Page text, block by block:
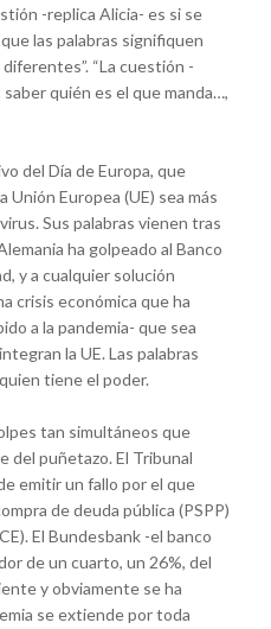
-replica Alicia- es si se
las palabras signifiquen
“La cuestión -
quién es el que manda…,
del Día de Europa, que
Unión Europea (UE) sea más
Sus palabras vienen tras
ha golpeado al Banco
y a cualquier solución
crisis económica que ha
a la pandemia- que sea
la UE. Las palabras
tiene el poder.
tan simultáneos que
del puñetazo. El Tribunal
emitir un fallo por el que
de deuda pública (PSPP)
El Bundesbank -el banco
de un cuarto, un 26%, del
y obviamente se ha
se extiende por toda